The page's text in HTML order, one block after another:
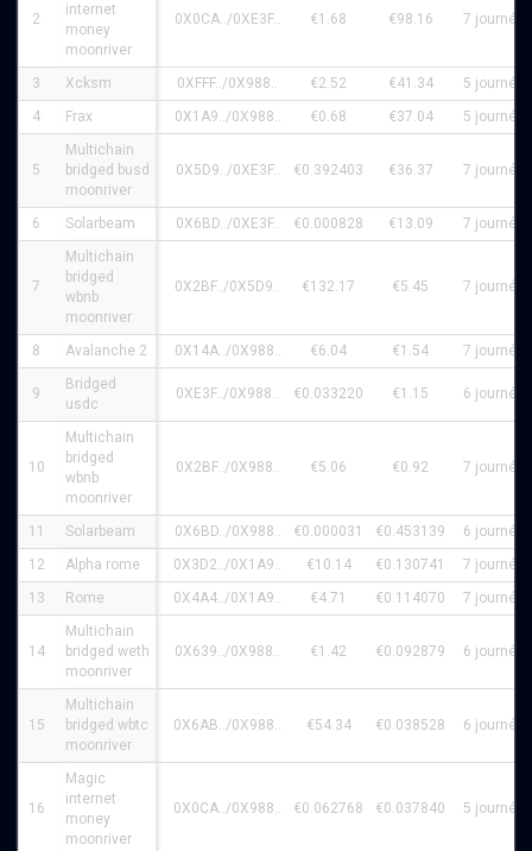
2
internet
money
moonriver
0X0CA../0XE3F.. €1.68 €98.16 7 journée
3 Xcksm 0XFFF../0X988.. €2.52 €41.34
5 journée
4
Frax 0X1A9../0X988.. €0.68 €37.04 5 journée
5
Multichain
bridged busd
moonriver
0X5D9../0XE3F.. €0.392403 €36.37 7 journée
6 Solarbeam 0X6BD../0XE3F.. €0.000828 €13.09 7 journée
7
Multichain
bridged
wbnb
moonriver
0X2BF../0X5D9.. €132.17 €5.45 7 journée
8 Avalanche 2 0X14A../0X988.. €6.04 €1.54 7 journée
9
Bridged
usdc
0XE3F../0X988.. €0.033220 €1.15 6 journée
10
Multichain
bridged
wbnb
moonriver
0X2BF../0X988.. €5.06 €0.92 7 journée
11 Solarbeam 0X6BD../0X988.. €0.000031 €0.453139
6 journée
12
Alpha rome 0X3D2../0X1A9.. €10.14 €0.130741
7 journée
13
Rome 0X4A4../0X1A9.. €4.71 €0.114070 7 journée
14
Multichain
bridged weth
moonriver
0X639../0X988.. €1.42 €0.092879 6 journée
15
Multichain
bridged wbtc
moonriver
0X6AB../0X988.. €54.34 €0.038528 6 journée
16
Magic
internet
money
moonriver
0X0CA../0X988.. €0.062768 €0.037840 5 journée